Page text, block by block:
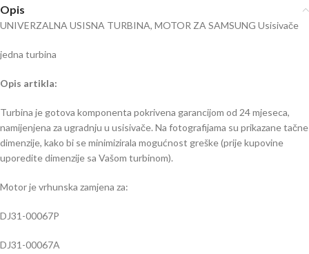
Opis
UNIVERZALNA USISNA TURBINA, MOTOR ZA SAMSUNG Usisivače
jedna turbina
Opis artikla:
Turbina je gotova komponenta pokrivena garancijom od 24 mjeseca,
namijenjena za ugradnju u usisivače. Na fotografijama su prikazane tačne
dimenzije, kako bi se minimizirala mogućnost greške (prije kupovine
uporedite dimenzije sa Vašom turbinom).
Motor je vrhunska zamjena za:
DJ31-00067P
DJ31-00067A